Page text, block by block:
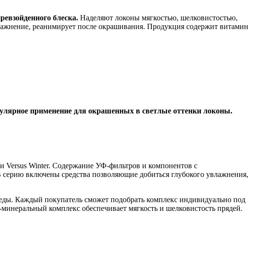
блеска. Наделяют локоны мягкостью, шелковистостью,
реанимирует после окрашивания. Продукция содержит витамин
применение для окрашенных в светлые оттенки локоны.
Versus Winter. Содержание УФ-фильтров и компонентов с
включены средства позволяющие добиться глубокого увлажнения,
Каждый покупатель сможет подобрать комплекс индивидуально под
комплекс обеспечивает мягкость и шелковистость прядей.